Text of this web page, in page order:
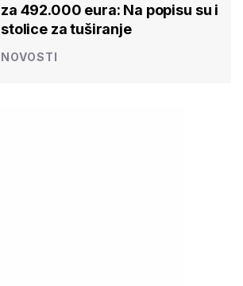
za 492.000 eura: Na popisu su i
stolice za tuširanje
NOVOSTI